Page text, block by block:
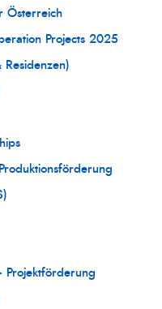
Österreich
Projects 2025
Projektförderung